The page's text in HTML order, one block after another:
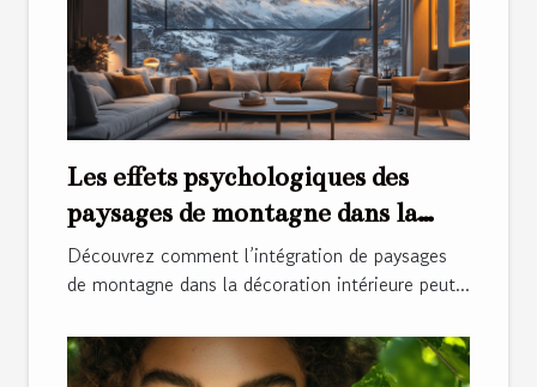
Les effets psychologiques des
paysages de montagne dans la
décoration intérieure
Découvrez comment l’intégration de paysages
de montagne dans la décoration intérieure peut...